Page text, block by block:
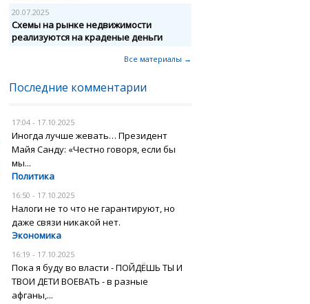
20.07.2025
Схемы на рынке недвижимости
реализуются на краденые деньги
Все материалы →
Последние комментарии
17:04 - 17.10.2025
Иногда лучше жевать… Президент
Майя Санду: «Честно говоря, если бы
мы...
Политика
16:50 - 17.10.2025
Налоги не то что не гарантируют, но
даже связи никакой нет.
Экономика
16:19 - 17.10.2025
Пока я буду во власти - ПОЙДЁШЬ ТЫ И
ТВОИ ДЕТИ ВОЕВАТЬ - в разные
афганы,...